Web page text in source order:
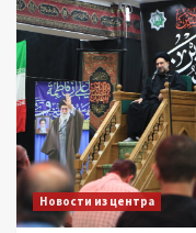
Новости из центра